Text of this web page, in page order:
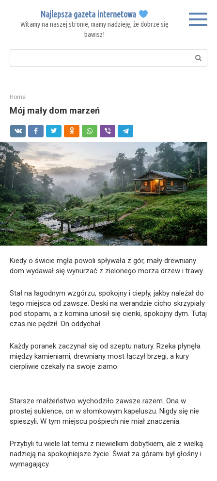
content
Najlepsza gazeta internetowa
Witamy na naszej stronie, mamy nadzieję, że dobrze się
bawisz!
Search:
Home
Mój mały dom marzeń
Kiedy o świcie mgła powoli spływała z gór, mały drewniany
dom wydawał się wynurzać z zielonego morza drzew i trawy.
Stał na łagodnym wzgórzu, spokojny i ciepły, jakby należał do
tego miejsca od zawsze. Deski na werandzie cicho skrzypiały
pod stopami, a z komina unosił się cienki, spokojny dym. Tutaj
czas nie pędził. On oddychał.
Każdy poranek zaczynał się od szeptu natury. Rzeka płynęła
między kamieniami, drewniany most łączył brzegi, a kury
cierpliwie czekały na swoje ziarno.
Starsze małżeństwo wychodziło zawsze razem. Ona w
prostej sukience, on w słomkowym kapeluszu. Nigdy się nie
spieszyli. W tym miejscu pośpiech nie miał znaczenia.
Przybyli tu wiele lat temu z niewielkim dobytkiem, ale z wielką
nadzieją na spokojniejsze życie. Świat za górami był głośny i
wymagający.